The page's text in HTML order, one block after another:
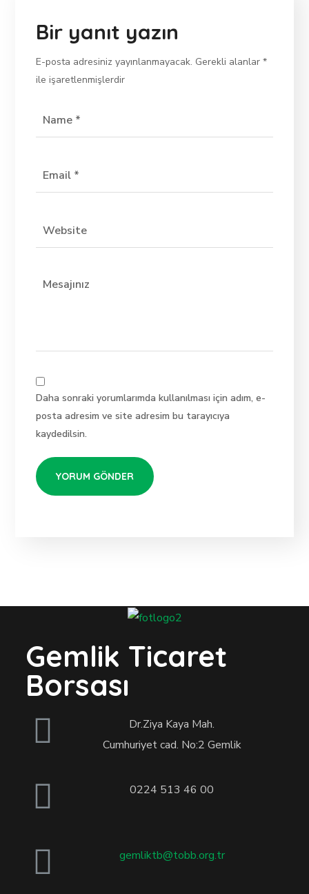
Bir yanıt yazın
E-posta adresiniz yayınlanmayacak. Gerekli alanlar*
ile işaretlenmişlerdir
Daha sonraki yorumlarımda kullanılması için adım, e-
posta adresim ve site adresim bu tarayıcıya
kaydedilsin.
Gemlik Ticaret
Borsası
Dr.Ziya Kaya Mah.
Cumhuriyet cad. No:2 Gemlik
0224 513 46 00
gemliktb@tobb.org.tr